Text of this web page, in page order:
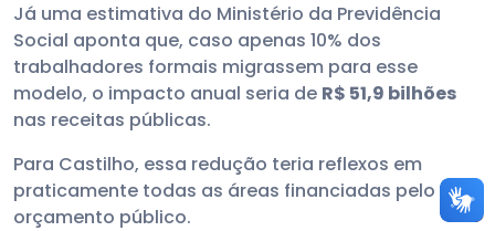
Já uma estimativa do Ministério da Previdência
Social aponta que, caso apenas 10% dos
trabalhadores formais migrassem para esse
modelo, o impacto anual seria de R$ 51,9 bilhões
nas receitas públicas.
Para Castilho, essa redução teria reflexos em
praticamente todas as áreas financiadas pelo
orçamento público.